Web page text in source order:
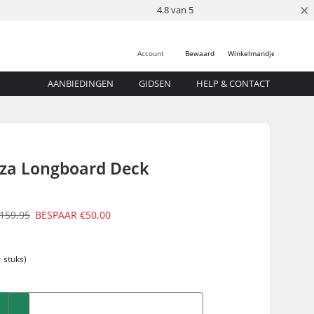
4.8 van 5 ×
Winkelmandje
Bewaard
Account
AANBIEDINGEN GIDSEN HELP & CONTACT
Longboard Deck
BESPAAR€50,00
stuks)